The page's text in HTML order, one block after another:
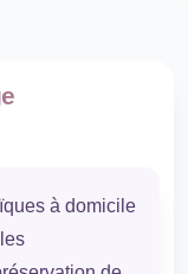
à domicile